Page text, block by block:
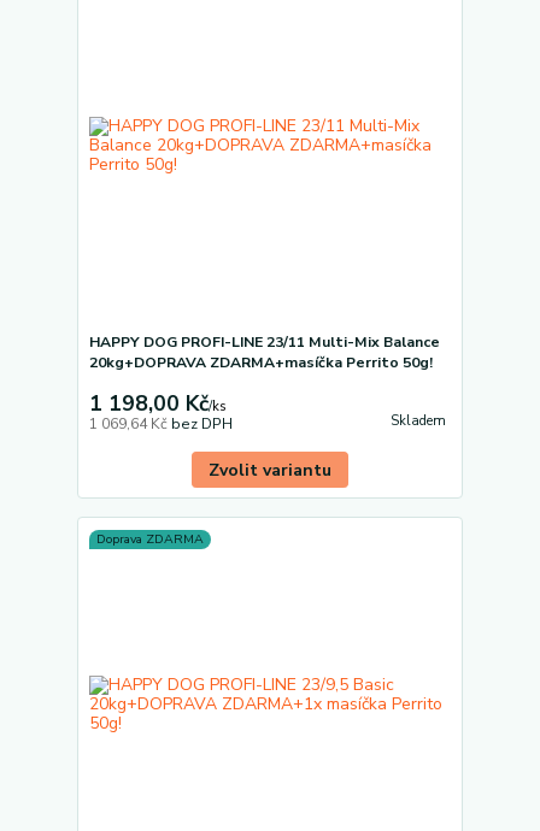
HAPPY DOG PROFI-LINE 23/11 Multi-Mix Balance
20kg+DOPRAVA ZDARMA+masíčka Perrito 50g!
1 198,00 Kč/ks
1 069,64 Kč bez DPH Skladem
Zvolit variantu
Doprava ZDARMA